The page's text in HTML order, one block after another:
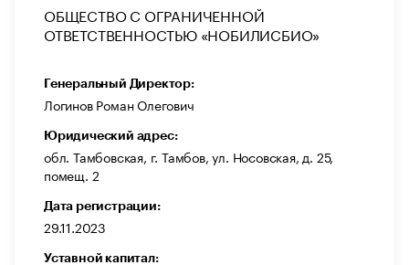
ОБЩЕСТВО С ОГРАНИЧЕННОЙ
ОТВЕТСТВЕННОСТЬЮ «НОБИЛИСБИО»
Генеральный Директор:
Логинов Роман Олегович
Юридический адрес:
обл. Тамбовская, г. Тамбов, ул. Носовская, д. 25,
помещ. 2
Дата регистрации:
29.11.2023
Уставной капитал: